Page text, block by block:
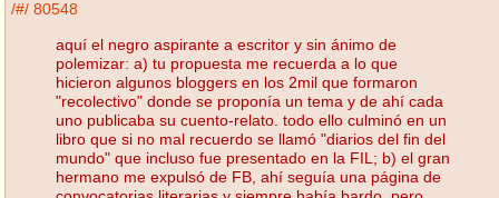
/#/ 80548
aquí el negro aspirante a escritor y sin ánimo de
polemizar: a) tu propuesta me recuerda a lo que
hicieron algunos bloggers en los 2mil que formaron
"recolectivo" donde se proponía un tema y de ahí cada
uno publicaba su cuento-relato. todo ello culminó en un
libro que si no mal recuerdo se llamó "diarios del fin del
mundo" que incluso fue presentado en la FIL; b) el gran
hermano me expulsó de FB, ahí seguía una página de